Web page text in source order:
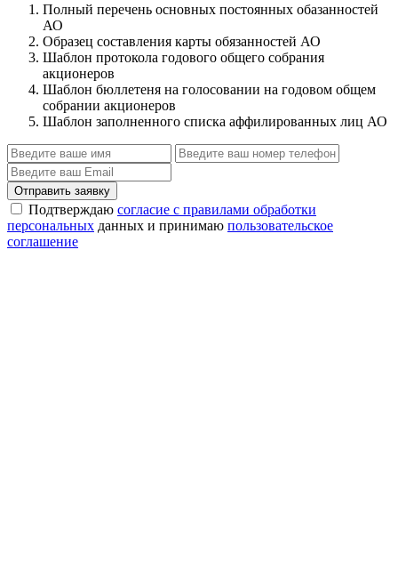
Полный перечень основных постоянных обазанностей
АО
Образец составления карты обязанностей АО
Шаблон протокола годового общего собрания
акционеров
Шаблон бюллетеня на голосовании на годовом общем
собрании акционеров
Шаблон заполненного списка аффилированных лиц АО
Отправить заявку
Подтверждаю согласие с правилами обработки
персональных данных и принимаю пользовательское
соглашение